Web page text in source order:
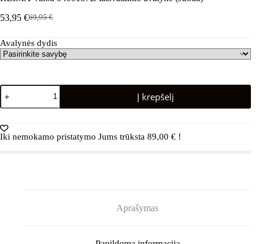
69,95€
Pradinė
buvo:
69,95 €.
53,95 €Dabartinė
yra:
53,95 €.
Avalynės dydis
produkto
kiekis:
REIMA
5400157B
laisvalaikio
Į krepšelį
Iki nemokamo pristatymo Jums trūksta 89,00 € !
Aprašymas